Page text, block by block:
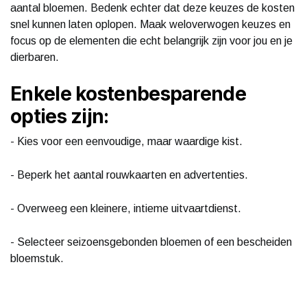
aantal bloemen. Bedenk echter dat deze keuzes de kosten
snel kunnen laten oplopen. Maak weloverwogen keuzes en
focus op de elementen die echt belangrijk zijn voor jou en je
dierbaren.
Enkele kostenbesparende
opties zijn:
- Kies voor een eenvoudige, maar waardige kist.
- Beperk het aantal rouwkaarten en advertenties.
- Overweeg een kleinere, intieme uitvaartdienst.
- Selecteer seizoensgebonden bloemen of een bescheiden
bloemstuk.